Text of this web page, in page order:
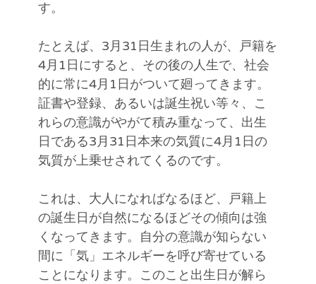
す。
たとえば、3月31日生まれの人が、戸籍を
4月1日にすると、その後の人生で、社会
的に常に4月1日がついて廻ってきます。
証書や登録、あるいは誕生祝い等々、こ
れらの意識がやがて積み重なって、出生
日である3月31日本来の気質に4月1日の
気質が上乗せされてくるのです。
これは、大人になればなるほど、戸籍上
の誕生日が自然になるほどその傾向は強
くなってきます。自分の意識が知らない
間に「気」エネルギーを呼び寄せている
ことになります。このこと出生日が解ら